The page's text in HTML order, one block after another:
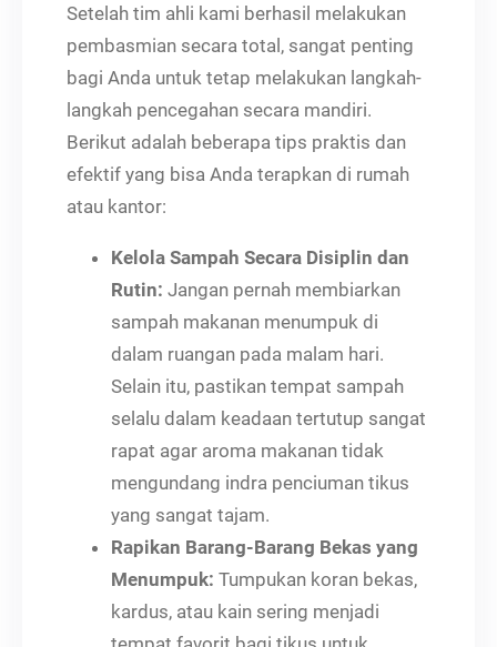
Setelah tim ahli kami berhasil melakukan
pembasmian secara total, sangat penting
bagi Anda untuk tetap melakukan langkah-
langkah pencegahan secara mandiri.
Berikut adalah beberapa tips praktis dan
efektif yang bisa Anda terapkan di rumah
atau kantor:
Kelola Sampah Secara Disiplin dan
Rutin: Jangan pernah membiarkan
sampah makanan menumpuk di
dalam ruangan pada malam hari.
Selain itu, pastikan tempat sampah
selalu dalam keadaan tertutup sangat
rapat agar aroma makanan tidak
mengundang indra penciuman tikus
yang sangat tajam.
Rapikan Barang-Barang Bekas yang
Menumpuk: Tumpukan koran bekas,
kardus, atau kain sering menjadi